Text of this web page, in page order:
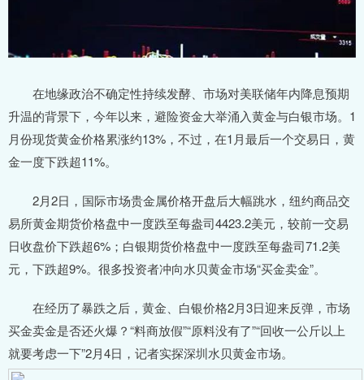
在地缘政治不确定性持续发酵、市场对美联储年内降息预期
升温的背景下，今年以来，避险资金大举涌入黄金与白银市场。1
月份现货黄金价格累涨约13%，不过，在1月最后一个交易日，黄
金一度下跌超11%。
2月2日，国际市场贵金属价格开盘后大幅跳水，纽约商品交
易所黄金期货价格盘中一度跌至每盎司4423.2美元，较前一交易
日收盘价下跌超6%；白银期货价格盘中一度跌至每盎司71.2美
元，下跌超9%。很多投资者冲向水贝黄金市场“买金卖金”。
在经历了暴跌之后，黄金、白银价格2月3日迎来反弹，市场
买金卖金是否还火爆？“料商放假”“原料没有了”“回收一公斤以上
就要考虑一下”2月4日，记者实探深圳水贝黄金市场。